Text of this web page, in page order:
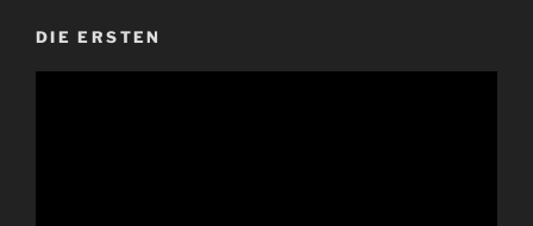
DIE ERSTEN